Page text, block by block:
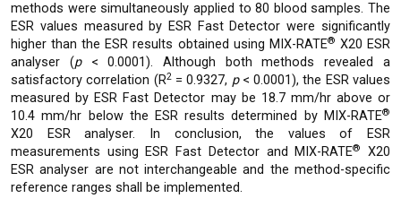
methods were simultaneously applied to 80 blood samples. The
ESR values measured by ESR Fast Detector were significantly
higher than the ESR results obtained using MIX-RATE® X20 ESR
analyser (p< 0.0001). Although both methods revealed a
satisfactory correlation (R2= 0.9327, p< 0.0001), the ESR values
measured by ESR Fast Detector may be 18.7 mm/hr above or
10.4 mm/hr below the ESR results determined by MIX-RATE®
X20 ESR analyser. In conclusion, the values of ESR
measurements using ESR Fast Detector and MIX-RATE®
X20
ESR analyser are not interchangeable and the method-specific
reference ranges shall be implemented.